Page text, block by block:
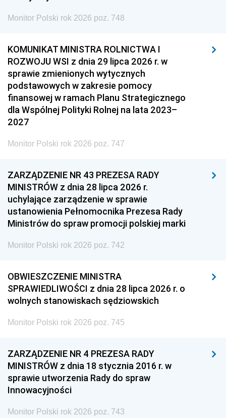
Monitor Polski rok 2026 poz. 748
KOMUNIKAT MINISTRA ROLNICTWA I
ROZWOJU WSI z dnia 29 lipca 2026 r. w
sprawie zmienionych wytycznych
podstawowych w zakresie pomocy
finansowej w ramach Planu Strategicznego
dla Wspólnej Polityki Rolnej na lata 2023–
2027
Monitor Polski rok 2026 poz. 747
ZARZĄDZENIE NR 43 PREZESA RADY
MINISTRÓW z dnia 28 lipca 2026 r.
uchylające zarządzenie w sprawie
ustanowienia Pełnomocnika Prezesa Rady
Ministrów do spraw promocji polskiej marki
Monitor Polski rok 2026 poz. 742
OBWIESZCZENIE MINISTRA
SPRAWIEDLIWOŚCI z dnia 28 lipca 2026 r. o
wolnych stanowiskach sędziowskich
Monitor Polski rok 2026 poz. 745
ZARZĄDZENIE NR 4 PREZESA RADY
MINISTRÓW z dnia 18 stycznia 2016 r. w
sprawie utworzenia Rady do spraw
Innowacyjności
Monitor Polski rok 2026 poz. 743